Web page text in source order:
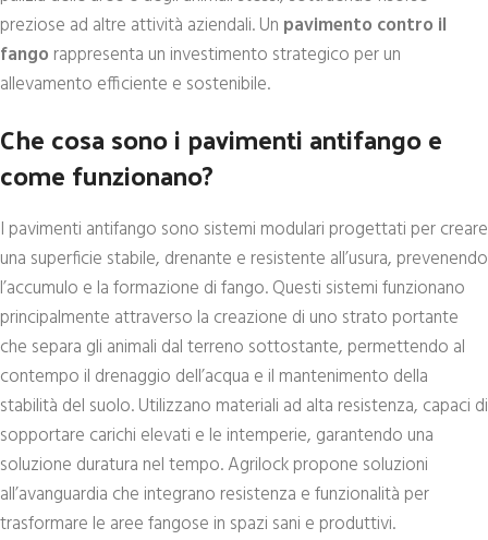
preziose ad altre attività aziendali. Un pavimento contro il
fango rappresenta un investimento strategico per un
allevamento efficiente e sostenibile.
Che cosa sono i pavimenti antifango e
come funzionano?
I pavimenti antifango sono sistemi modulari progettati per creare
una superficie stabile, drenante e resistente all’usura, prevenendo
l’accumulo e la formazione di fango. Questi sistemi funzionano
principalmente attraverso la creazione di uno strato portante
che separa gli animali dal terreno sottostante, permettendo al
contempo il drenaggio dell’acqua e il mantenimento della
stabilità del suolo. Utilizzano materiali ad alta resistenza, capaci di
sopportare carichi elevati e le intemperie, garantendo una
soluzione duratura nel tempo. Agrilock propone soluzioni
all’avanguardia che integrano resistenza e funzionalità per
trasformare le aree fangose in spazi sani e produttivi.